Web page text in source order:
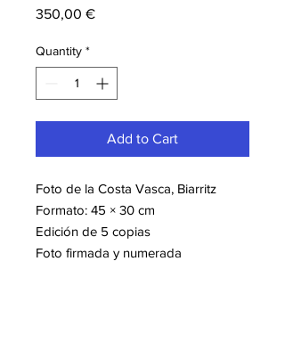
350,00 €Price
Quantity *
Add to Cart
Foto de la Costa Vasca, Biarritz
Formato: 45 × 30 cm
Edición de 5 copias
Foto firmada y numerada